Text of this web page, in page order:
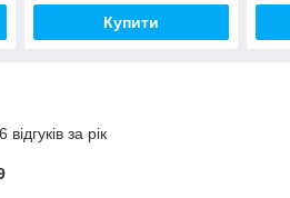
Купити
за рік